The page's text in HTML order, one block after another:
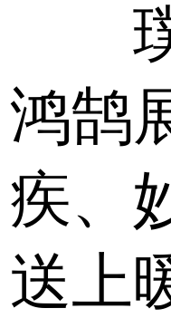
璞
鸿鹄
疾、
送上